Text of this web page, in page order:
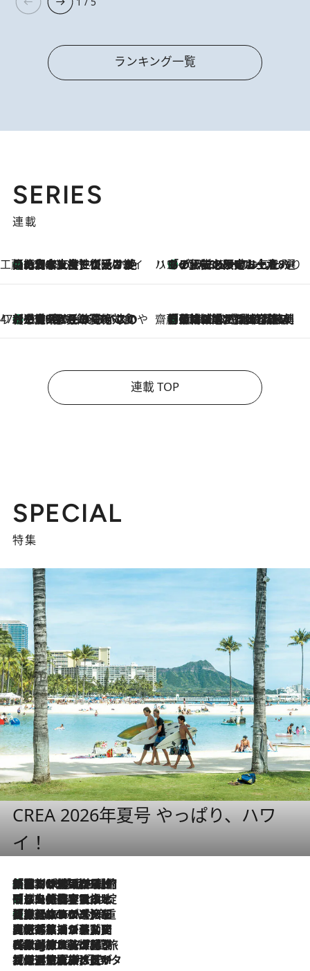
ランキング一覧
SERIES
連載
工藤まやのおもてなしハワイ
2026.8.6
【ハワイ土産】ローカルの絶大な支持で復活！ 絶品の幻クッキー《元ファンの日本人女性が受け継いだ名店》 ハワイ賢者 リサのお気に入りリスト2026.8.6
あの伝説の限定トートも！ リニューアルした「ディーン＆デルーカ ハワイ」で必須のお土産8選
47都道府県の手みやげ ひんやりスイーツで夏を満喫
2026.8.6
【三重県】この夏絶対食べたい 冷やしておいしいおやつ3選 お餅×アイスの新感覚スイーツ 齋藤 薫 美容脳ルネサンス
2026.8.6
「荷物が増えるほど旅ストレスは増す」美容ジャーナリストがたどり着いた最終結論。“化粧品を劇的に減らす”感動の凝縮美容とは
連載 TOP
SPECIAL
特集
CREA 2026年夏号 やっぱり、ハワ
イ！
2026.8.6
「荷物が増えるほど旅ストレスは増す」美容ジャーナリストがたどり着いた最終結論。“化粧品を劇的に減らす”感動の凝縮美容とは
2026.8.6
「旅先には金髪ウィッグを持参」日本と同じメイクでは損してる!? 美容ジャーナリストが提案する“掟破りの旅美容”とは
2026.8.6
【厳選旅コスメ】「身軽さ＆UV対策重視！」ヘアアーティストshucoが選んだ夏旅ベストコスメを発表【Mサイズジップ】
2026.8.5
【厳選旅コスメ】国内をあちこち移動する河井菜摘が選んだ夏旅ベストコスメ発表！「リラックスアイテムはマスト」【Mサイズジップ】
2026.8.4
【厳選旅コスメ】「紫外線＆乾燥対策しながらメイク感も！」ヘア＆メイクGeorgeが選んだ夏旅ベストコスメを発表！【Mサイズジップ】
2026.8.3
【厳選旅コスメ】「保湿もタイパ重視！」“サウナ好き”タレント清水みさとが愛用する夏旅ベストコスメを発表！【Mサイズジップ】